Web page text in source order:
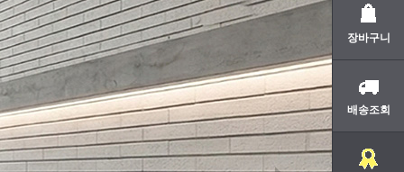
장바구니
배송조회